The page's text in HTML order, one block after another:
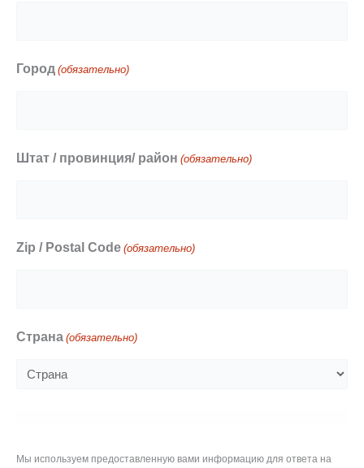
Город (обязательно)
Штат / провинция/ район (обязательно)
Zip / Postal Code (обязательно)
Страна (обязательно)
Мы используем предоставленную вами информацию для ответа на